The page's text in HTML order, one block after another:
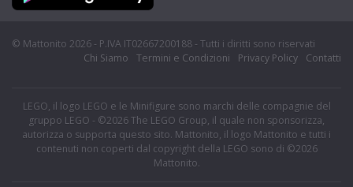
© Mattonito 2026 - P.IVA IT02667200188 - Tutti i diritti sono riservati
Chi Siamo
Termini e Condizioni Privacy Policy Contatti
LEGO, il logo LEGO e le Minifigure sono marchi delle compagnie del
gruppo LEGO - ©2026 The LEGO Group, il quale non sponsorizza,
autorizza o supporta questo sito. Mattonito, il logo Mattonito e tutti i
contenuti non coperti dal copyright della LEGO sono di ©2026
Mattonito.